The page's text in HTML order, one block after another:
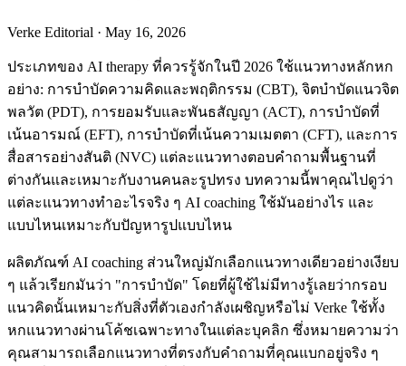
Verke Editorial · May 16, 2026
ประเภทของ AI therapy ที่ควรรู้จักในปี 2026 ใช้แนวทางหลักหก
อย่าง: การบำบัดความคิดและพฤติกรรม (CBT), จิตบำบัดแนวจิต
พลวัต (PDT), การยอมรับและพันธสัญญา (ACT), การบำบัดที่
เน้นอารมณ์ (EFT), การบำบัดที่เน้นความเมตตา (CFT), และการ
สื่อสารอย่างสันติ (NVC) แต่ละแนวทางตอบคำถามพื้นฐานที่
ต่างกันและเหมาะกับงานคนละรูปทรง บทความนี้พาคุณไปดูว่า
แต่ละแนวทางทำอะไรจริง ๆ AI coaching ใช้มันอย่างไร และ
แบบไหนเหมาะกับปัญหารูปแบบไหน
ผลิตภัณฑ์ AI coaching ส่วนใหญ่มักเลือกแนวทางเดียวอย่างเงียบ
ๆ แล้วเรียกมันว่า "การบำบัด" โดยที่ผู้ใช้ไม่มีทางรู้เลยว่ากรอบ
แนวคิดนั้นเหมาะกับสิ่งที่ตัวเองกำลังเผชิญหรือไม่ Verke ใช้ทั้ง
หกแนวทางผ่านโค้ชเฉพาะทางในแต่ละบุคลิก ซึ่งหมายความว่า
คุณสามารถเลือกแนวทางที่ตรงกับคำถามที่คุณแบกอยู่จริง ๆ